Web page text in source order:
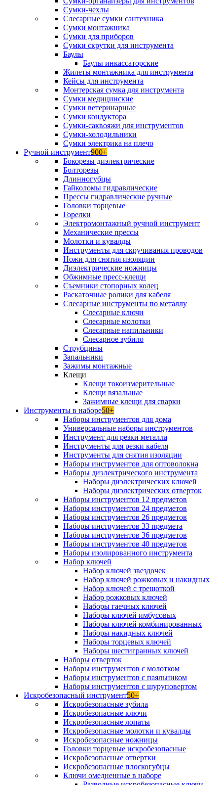
Сумки-чехлы
Слесарные сумки сантехника
Сумки монтажника
Сумки для приборов
Сумки скрутки для инструмента
Баулы
Баулы инкассаторские
Жилеты монтажника для инструмента
Кейсы для инструмента
Монтерская сумка для инструмента
Сумки медицинские
Сумки ветеринарные
Сумки кондуктора
Сумки-саквояжи для инструментов
Сумки-холодильники
Сумки электрика на плечо
Ручной инструмент900+
Бокорезы диэлектрические
Болторезы
Длинногубцы
Гайколомы гидравлические
Прессы гидравлические ручные
Головки торцевые
Горелки
Электромонтажный ручной инструмент
Механические прессы
Молотки и кувалды
Инструменты для скручивания проводов
Ножи для снятия изоляции
Диэлектрические ножницы
Обжимные пресс-клещи
Съемники стопорных колец
Раскаточные ролики для кабеля
Слесарные инструменты по металлу
Слесарные ключи
Слесарные молотки
Слесарные напильники
Слесарное зубило
Струбцины
Запальники
Зажимы монтажные
Клещи
Клещи токоизмерительные
Клещи вязальные
Зажимные клещи для сварки
Инструменты в наборе50+
Наборы инструментов для дома
Универсальные наборы инструментов
Инструмент для резки металла
Инструменты для резки кабеля
Инструменты для снятия изоляции
Наборы инструментов для оптоволокна
Наборы диэлектрического инструмента
Наборы диэлектрических ключей
Наборы диэлектрических отверток
Наборы инструментов 12 предметов
Наборы инструментов 24 предметов
Наборы инструментов 26 предметов
Наборы инструментов 33 предмета
Наборы инструментов 36 предметов
Наборы инструментов 40 предметов
Наборы изолированного инструмента
Набор ключей
Набор ключей звездочек
Набор ключей рожковых и накидных
Набор ключей с трещоткой
Набор рожковых ключей
Наборы гаечных ключей
Наборы ключей имбусовых
Наборы ключей комбинированных
Наборы накидных ключей
Наборы торцевых ключей
Наборы шестигранных ключей
Наборы отверток
Наборы инструментов с молотком
Наборы инструментов с паяльником
Наборы инструментов с шуруповертом
Искробезопасный инструмент50+
Искробезопасные зубила
Искробезопасные ключи
Искробезопасные лопаты
Искробезопасные молотки и кувалды
Искробезопасные ножницы
Головки торцевые искробезопасные
Искробезопасные отвертки
Искробезопасные плоскогубцы
Ключи омедненные в наборе